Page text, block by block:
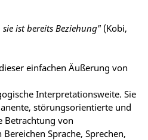
ist bereits Beziehung" (Kobi,
einfachen Äußerung von
Interpretationsweite. Sie
störungsorientierte und
Betrachtung von
Sprache, Sprechen,